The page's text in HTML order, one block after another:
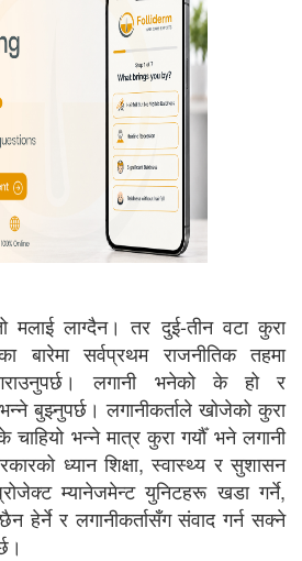
मलाई लाग्दैन। तर दुई-तीन वटा कुरा
बारेमा सर्वप्रथम राजनीतिक तहमा
लगानी भनेको के हो र
बुझ्नुपर्छ। लगानीकर्ताले खोजेको कुरा
भन्ने मात्र कुरा गर्यौँ भने लगानी
ध्यान शिक्षा, स्वास्थ्य र सुशासन
म्यानेजमेन्ट युनिटहरू खडा गर्ने,
हेर्ने र लगानीकर्तासँग संवाद गर्न सक्ने